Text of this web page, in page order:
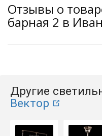
Отзывы о
барная 2 в
Другие
Вектор